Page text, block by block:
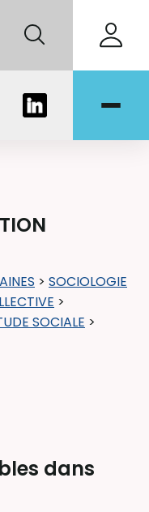
> SOCIOLOGIE
>
SOCIALE >
dans